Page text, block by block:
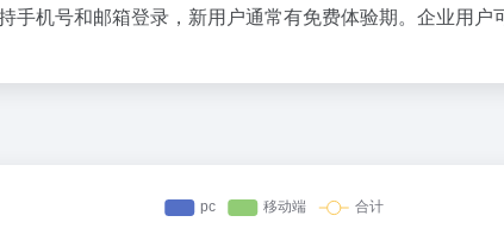
机号和邮箱登录，新用户通常有免费体验期。企业用户